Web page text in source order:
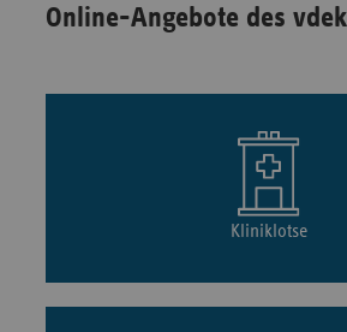
Online-Angebote des vdek
Kliniklotse